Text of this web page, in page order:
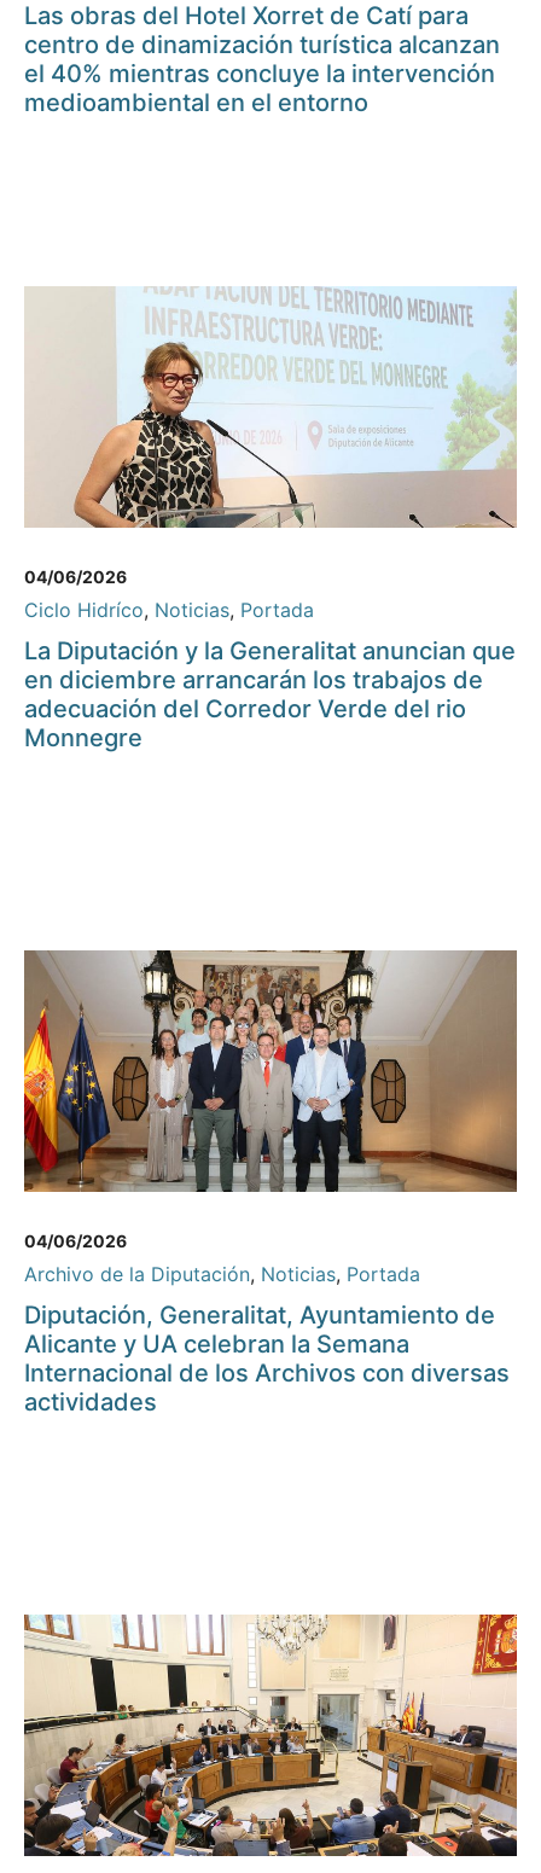
Las obras del Hotel Xorret de Catí para
centro de dinamización turística alcanzan
el 40% mientras concluye la intervención
medioambiental en el entorno
04/06/2026
Ciclo Hidríco, Noticias, Portada
La Diputación y la Generalitat anuncian que
en diciembre arrancarán los trabajos de
adecuación del Corredor Verde del rio
Monnegre
04/06/2026
Archivo de la Diputación, Noticias, Portada
Diputación, Generalitat, Ayuntamiento de
Alicante y UA celebran la Semana
Internacional de los Archivos con diversas
actividades